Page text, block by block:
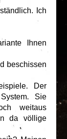
Ich
Ihnen
beschissen
Der
Sie
weitaus
da völlige